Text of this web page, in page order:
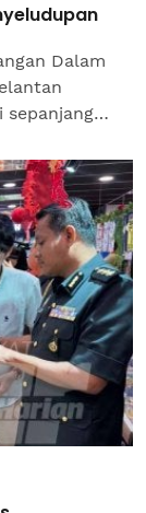
Dalam
sepanjang